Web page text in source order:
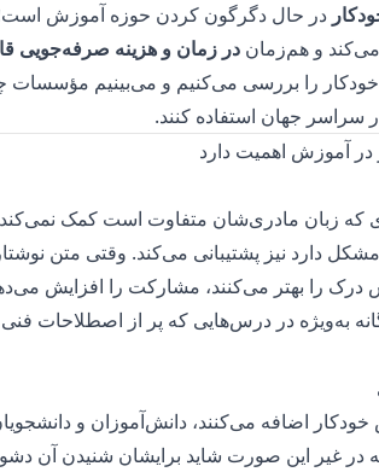
در حال دگرگون کردن حوزه آموزش است؛
می‌کند و هم‌زماندر زمان و هزینه صرفه‌جویی
را بررسی می‌کنیم و می‌بینیم مؤسسات
سراسر جهان استفاده کنند.
که زبان مادری‌شان متفاوت است کمک
دارد نیز پشتیبانی می‌کند. وقتی متن
درک را بهتر می‌کنند، مشارکت را افزایش
به‌ویژه در درس‌هایی که پر از اصطلاحات
اضافه می‌کنند، دانش‌آموزان و
در غیر این صورت شاید برایشان شنیدن آن